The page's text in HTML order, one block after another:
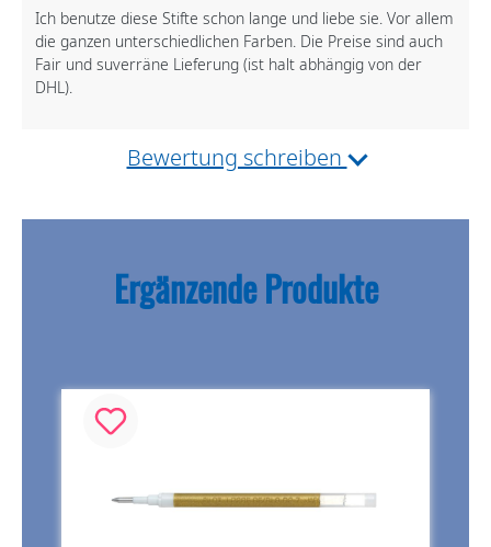
Ich benutze diese Stifte schon lange und liebe sie. Vor allem
die ganzen unterschiedlichen Farben. Die Preise sind auch
Fair und suverräne Lieferung (ist halt abhängig von der
DHL).
Bewertung schreiben
Ergänzende Produkte